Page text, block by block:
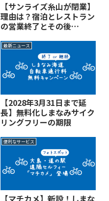
【サンライズ糸山が閉業】
理由は？宿泊とレストラン
の営業終了とその後
最新ニュース
【2028年3月31日まで延
長】無料化しまなみサイク
リングフリーの期限
便利なサービス
【マチカメ】新設！しまな